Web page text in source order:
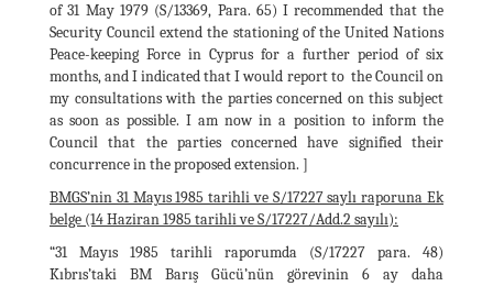
of 31 May 1979 (S/13369, Para. 65) I recommended that the
Security Council extend the stationing of the United Nations
Peace-keeping Force in Cyprus for a further period of six
months, and I indicated that I would report to the Council on
my consultations with the parties concerned on this subject
as soon as possible. I am now in a position to inform the
Council that the parties concerned have signified their
concurrence in the proposed extension. ]
BMGS’nin 31 Mayıs 1985 tarihli ve S/17227 saylı raporuna Ek
belge (14 Haziran 1985 tarihli ve S/17227/Add.2 sayılı):
“31 Mayıs 1985 tarihli raporumda (S/17227 para. 48)
Kıbrıs’taki BM Barış Gücü’nün görevinin 6 ay daha